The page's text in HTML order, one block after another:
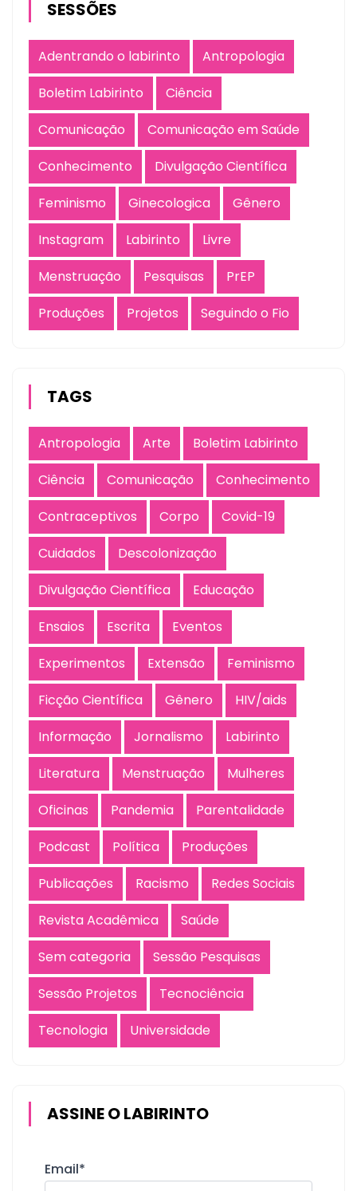
SESSÕES
Adentrando o labirinto
Antropologia
Boletim Labirinto
Ciência
Comunicação
Comunicação em Saúde
Conhecimento
Divulgação Científica
Feminismo
Ginecologica
Gênero
Instagram
Labirinto
Livre
Menstruação
Pesquisas
PrEP
Produções
Projetos Seguindo o Fio
TAGS
Antropologia Arte
Boletim Labirinto
Ciência
Comunicação
Conhecimento
Contraceptivos
Corpo
Covid-19
Cuidados
Descolonização
Divulgação Científica
Educação
Ensaios
Escrita
Eventos
Experimentos
Extensão
Feminismo
Ficção Científica
Gênero
HIV/aids
Informação
Jornalismo
Labirinto
Literatura
Menstruação
Mulheres
Oficinas
Pandemia
Parentalidade
Podcast
Política
Produções
Publicações
Racismo
Redes Sociais
Revista Acadêmica
Saúde
Sem categoria
Sessão Pesquisas
Sessão Projetos
Tecnociência
Tecnologia
Universidade
ASSINE O LABIRINTO
Email*